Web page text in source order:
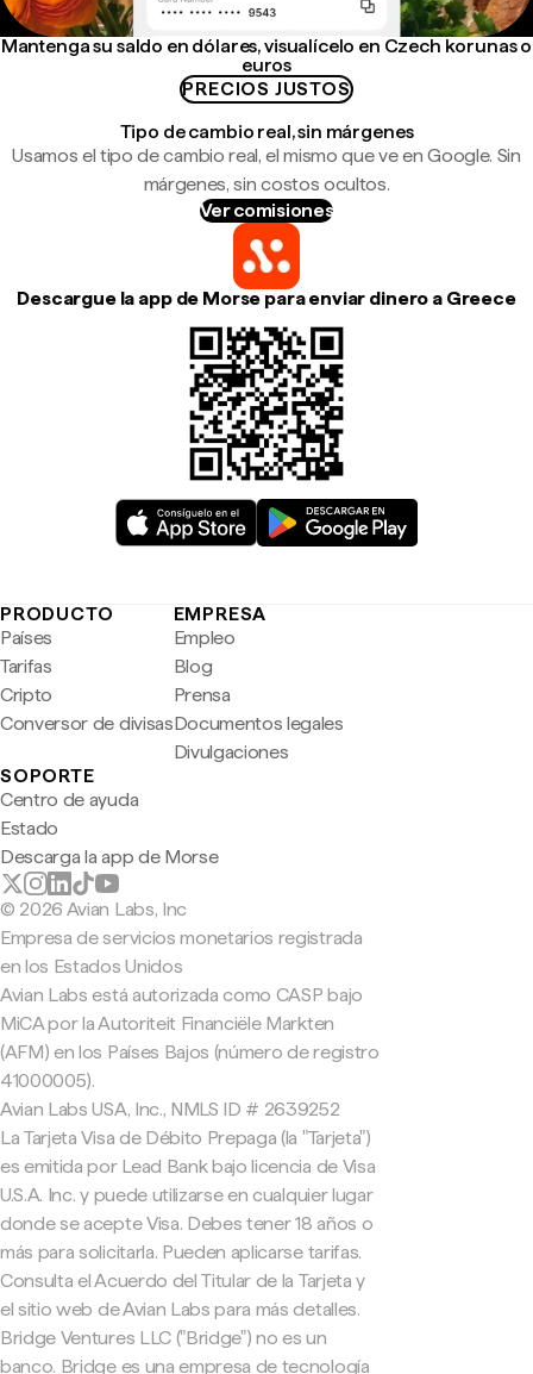
Mantenga su saldo en dólares, visualícelo en Czech korunas o
euros
PRECIOS JUSTOS
Tipo de cambio real, sin márgenes
Usamos el tipo de cambio real, el mismo que ve en Google. Sin
márgenes, sin costos ocultos.
Ver comisiones
Descargue la app de Morse para enviar dinero a Greece
PRODUCTO
Países
Tarifas
Cripto
Conversor de divisas
EMPRESA
Empleo
Blog
Prensa
Documentos legales
Divulgaciones
SOPORTE
Centro de ayuda
Estado
Descarga la app de Morse
© 2026 Avian Labs, Inc
Empresa de servicios monetarios registrada
en los Estados Unidos
Avian Labs está autorizada como CASP bajo
MiCA por la Autoriteit Financiële Markten
(AFM) en los Países Bajos (número de registro
41000005).
Avian Labs USA, Inc., NMLS ID # 2639252
La Tarjeta Visa de Débito Prepaga (la "Tarjeta")
es emitida por Lead Bank bajo licencia de Visa
U.S.A. Inc. y puede utilizarse en cualquier lugar
donde se acepte Visa. Debes tener 18 años o
más para solicitarla. Pueden aplicarse tarifas.
Consulta el Acuerdo del Titular de la Tarjeta y
el sitio web de Avian Labs para más detalles.
Bridge Ventures LLC ("Bridge") no es un
banco. Bridge es una empresa de tecnología